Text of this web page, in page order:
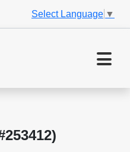
Select Language ▼